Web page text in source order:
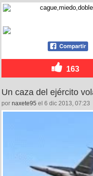
163
Un caza del ejército
por naxete95 el 6 dic 2013, 07:23